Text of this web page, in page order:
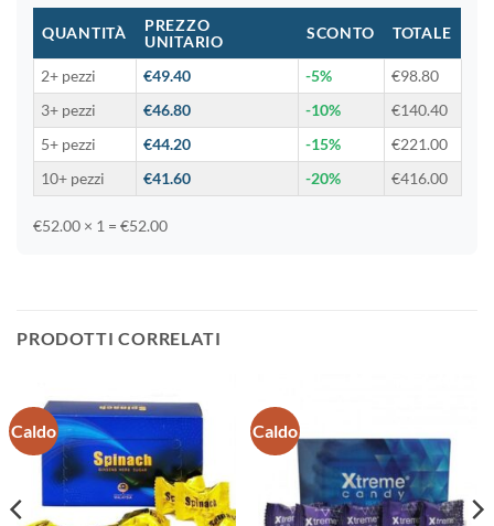
QUANTITÀ
PREZZO
UNITARIO
SCONTO TOTALE
2+ pezzi €49.40 -5%
€98.80
3+ pezzi
€46.80 -10%
€140.40
5+ pezzi
€44.20 -15%
€221.00
10+ pezzi
€41.60 -20% €416.00
€52.00 × 1 = €52.00
PRODOTTI CORRELATI
Caldo Caldo